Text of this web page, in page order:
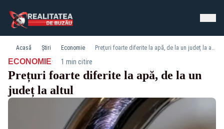
Acasă Știri Economie Prețuri foarte diferite la apă, de la un județ la altul
ECONOMIE· 1 min citire
Prețuri foarte diferite la apă, de la un
județ la altul